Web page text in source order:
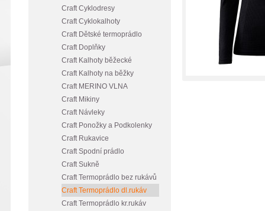
Craft Cyklodresy
Craft Cyklokalhoty
Craft Dětské termoprádlo
Craft Doplňky
Craft Kalhoty běžecké
Craft Kalhoty na běžky
Craft MERINO VLNA
Craft Mikiny
Craft Návleky
Craft Ponožky a Podkolenky
Craft Rukavice
Craft Spodní prádlo
Craft Sukně
Craft Termoprádlo bez rukávů
Craft Termoprádlo dl.rukáv
Craft Termoprádlo kr.rukáv